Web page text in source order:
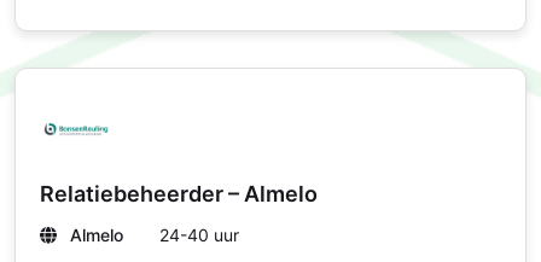
Relatiebeheerder – Almelo
Almelo 24-40 uur